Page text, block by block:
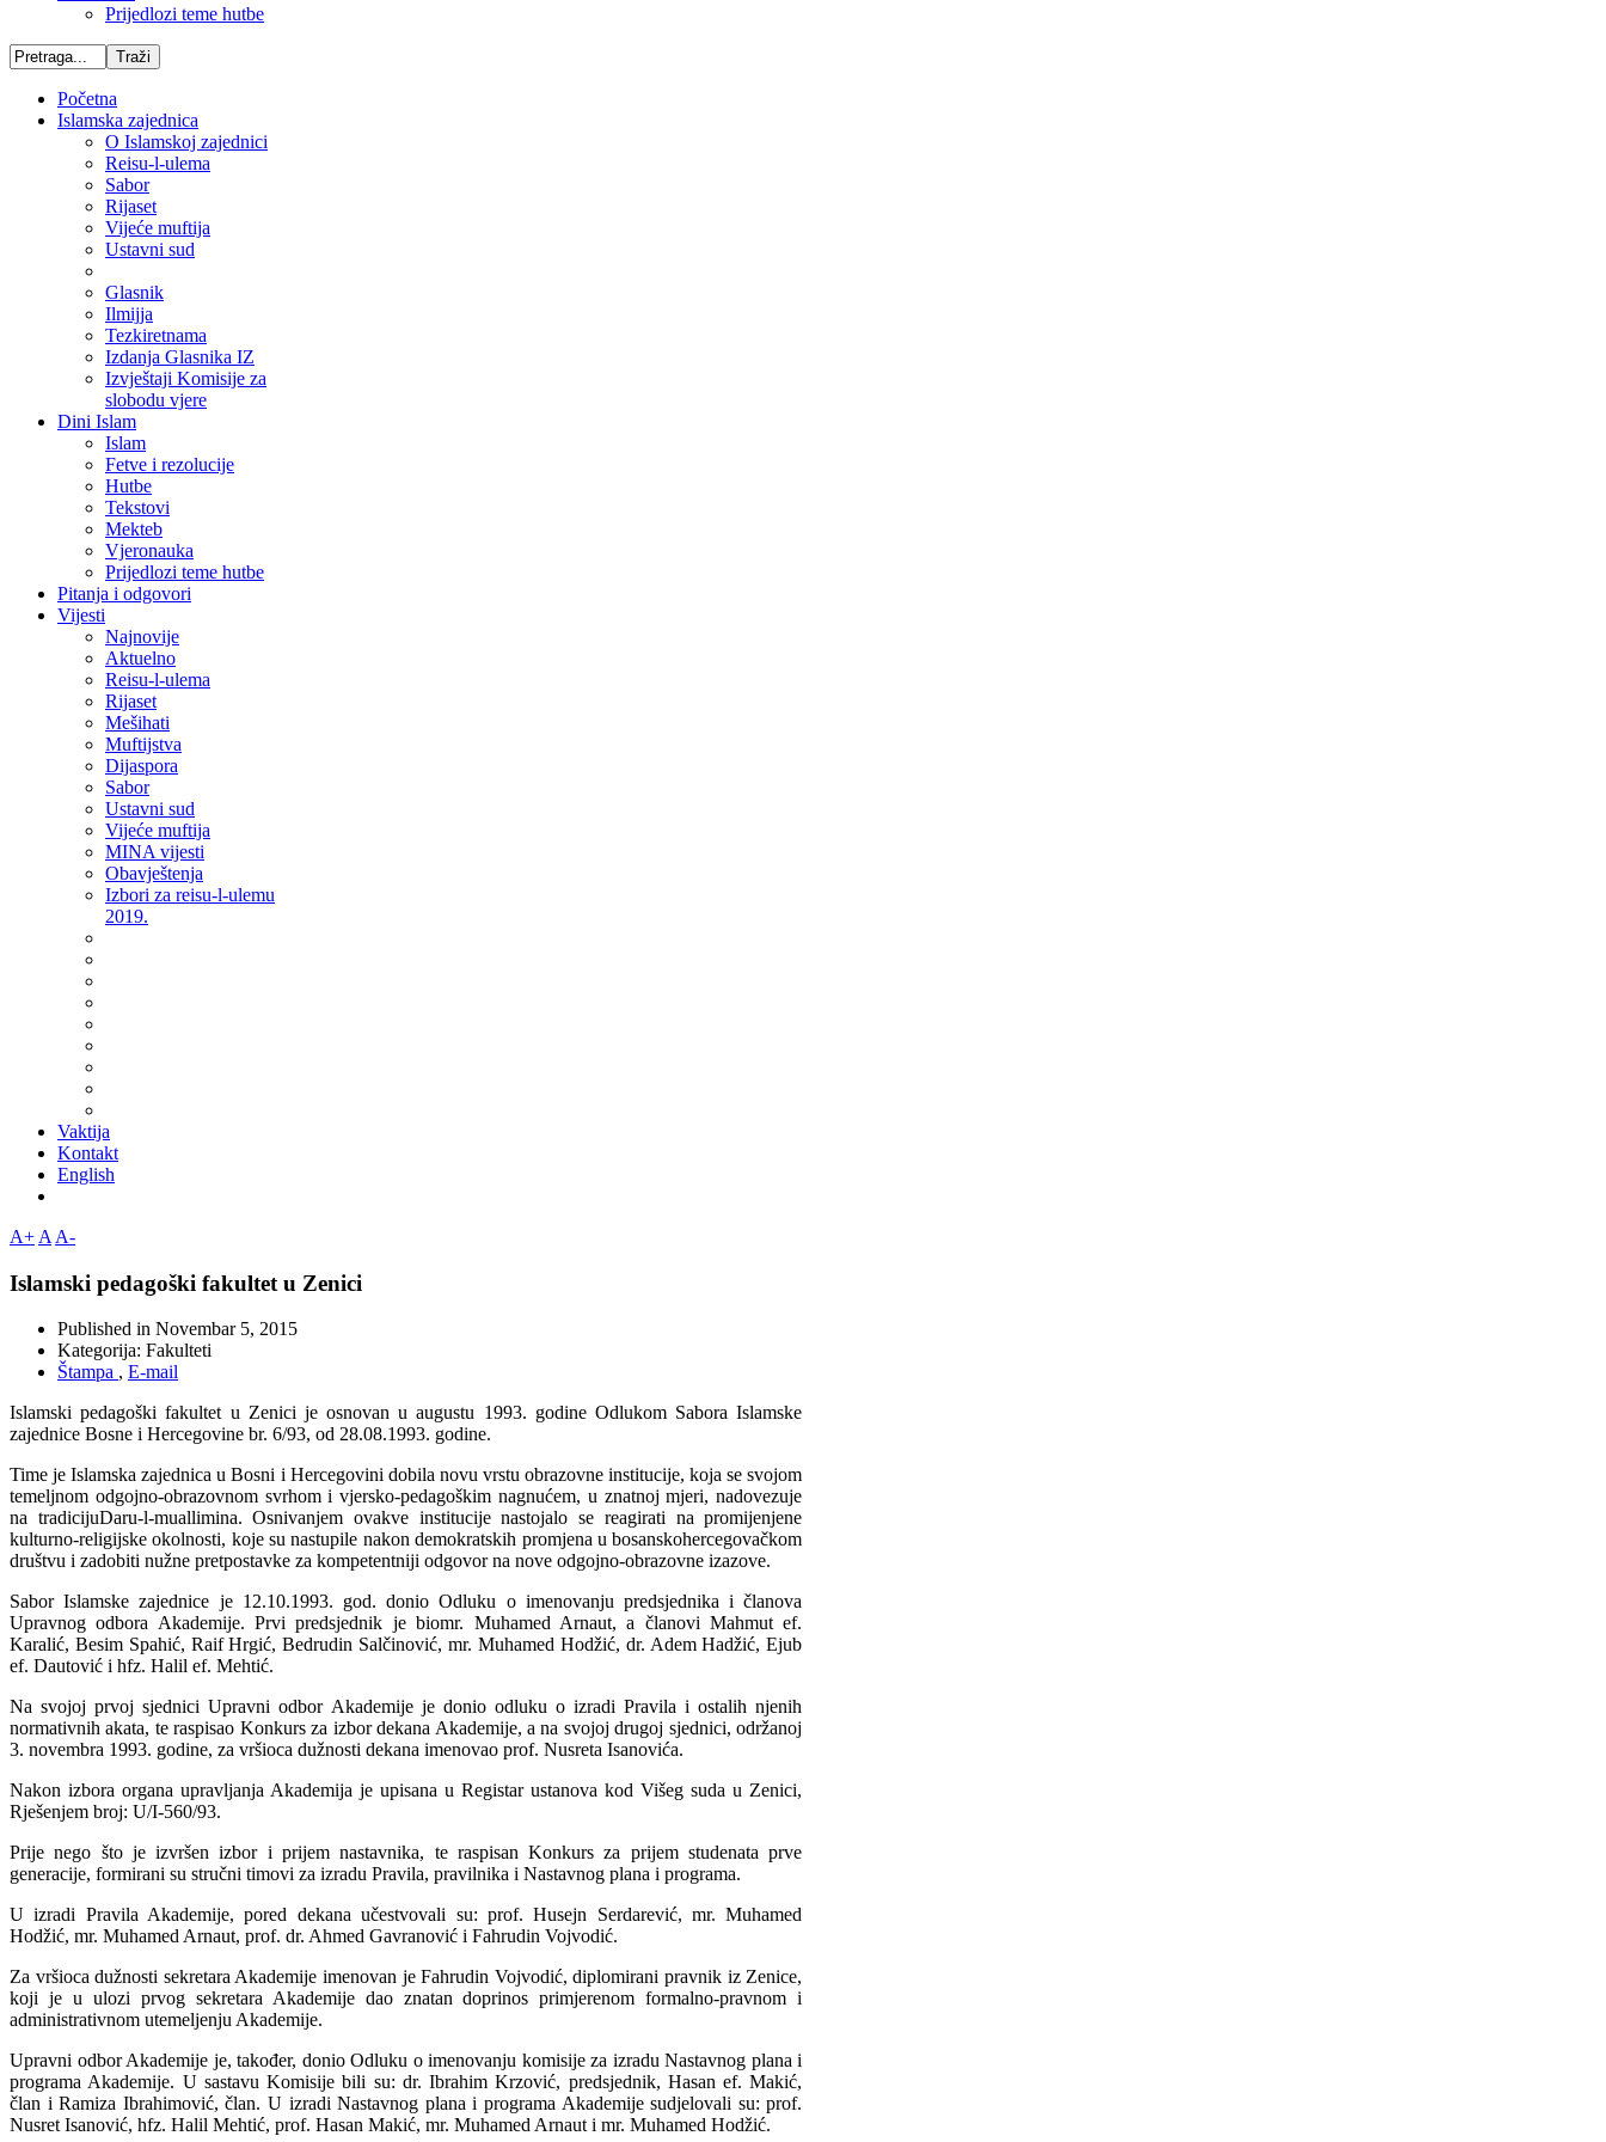
Prijedlozi teme hutbe
Početna
Islamska zajednica
O Islamskoj zajednici
Reisu-l-ulema
Sabor
Rijaset
Vijeće muftija
Ustavni sud
Glasnik
Ilmijja
Tezkiretnama
Izdanja Glasnika IZ
Izvještaji Komisije za
slobodu vjere
Dini Islam
Islam
Fetve i rezolucije
Hutbe
Tekstovi
Mekteb
Vjeronauka
Prijedlozi teme hutbe
Pitanja i odgovori
Vijesti
Najnovije
Aktuelno
Reisu-l-ulema
Rijaset
Mešihati
Muftijstva
Dijaspora
Sabor
Ustavni sud
Vijeće muftija
MINA vijesti
Obavještenja
Izbori za reisu-l-ulemu
2019.
Vaktija
Kontakt
English
A+ A A-
Islamski pedagoški fakultet u Zenici
Published in Novembar 5, 2015
Kategorija: Fakulteti
Štampa , E-mail
Islamski pedagoški fakultet u Zenici je osnovan u augustu 1993. godine Odlukom Sabora Islamske
zajednice Bosne i Hercegovine br. 6/93, od 28.08.1993. godine.
Time je Islamska zajednica u Bosni i Hercegovini dobila novu vrstu obrazovne institucije, koja se svojom
temeljnom odgojno-obrazovnom svrhom i vjersko-pedagoškim nagnućem, u znatnoj mjeri, nadovezuje
na tradicijuDaru‑l‑muallimina. Osnivanjem ovakve institucije nastojalo se reagirati na promijenjene
kulturno-religijske okolnosti, koje su nastupile nakon demokratskih promjena u bosanskohercegovačkom
društvu i zadobiti nužne pretpostavke za kompetentniji odgovor na nove odgojno-obrazovne izazove.
Sabor Islamske zajednice je 12.10.1993. god. donio Odluku o imenovanju predsjednika i članova
Upravnog odbora Akademije. Prvi predsjednik je biomr. Muhamed Arnaut, a članovi Mahmut ef.
Karalić, Besim Spahić, Raif Hrgić, Bedrudin Salčinović, mr. Muhamed Hodžić, dr. Adem Hadžić, Ejub
ef. Dautović i hfz. Halil ef. Mehtić.
Na svojoj prvoj sjednici Upravni odbor Akademije je donio odluku o izradi Pravila i ostalih njenih
normativnih akata, te raspisao Konkurs za izbor dekana Akademije, a na svojoj drugoj sjednici, održanoj
3. novembra 1993. godine, za vršioca dužnosti dekana imenovao prof. Nusreta Isanovića.
Nakon izbora organa upravljanja Akademija je upisana u Registar ustanova kod Višeg suda u Zenici,
Rješenjem broj: U/I-560/93.
Prije nego što je izvršen izbor i prijem nastavnika, te raspisan Konkurs za prijem studenata prve
generacije, formirani su stručni timovi za izradu Pravila, pravilnika i Nastavnog plana i programa.
U izradi Pravila Akademije, pored dekana učestvovali su: prof. Husejn Serdarević, mr. Muhamed
Hodžić, mr. Muhamed Arnaut, prof. dr. Ahmed Gavranović i Fahrudin Vojvodić.
Za vršioca dužnosti sekretara Akademije imenovan je Fahrudin Vojvodić, diplomirani pravnik iz Zenice,
koji je u ulozi prvog sekretara Akademije dao znatan doprinos primjerenom formalno-pravnom i
administrativnom utemeljenju Akademije.
Upravni odbor Akademije je, također, donio Odluku o imenovanju komisije za izradu Nastavnog plana i
programa Akademije. U sastavu Komisije bili su: dr. Ibrahim Krzović, predsjednik, Hasan ef. Makić,
član i Ramiza Ibrahimović, član. U izradi Nastavnog plana i programa Akademije sudjelovali su: prof.
Nusret Isanović, hfz. Halil Mehtić, prof. Hasan Makić, mr. Muhamed Arnaut i mr. Muhamed Hodžić.